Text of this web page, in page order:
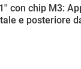
con chip M3:
e posteriore